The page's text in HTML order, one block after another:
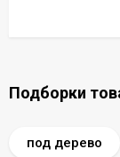
Подборки
под дерево